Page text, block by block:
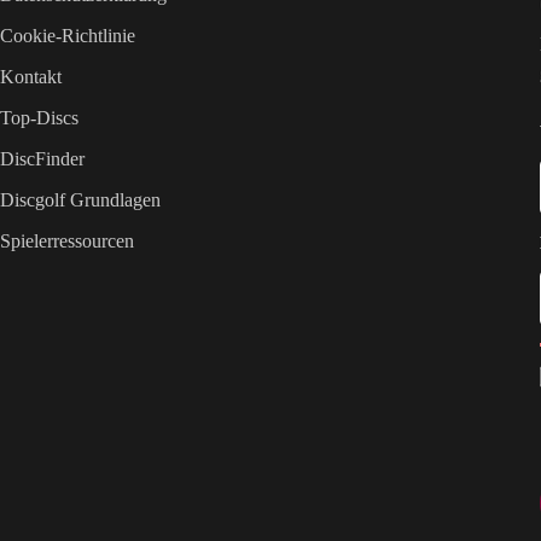
Cookie-Richtlinie
Kontakt
Top-Discs
DiscFinder
Discgolf Grundlagen
Spielerressourcen